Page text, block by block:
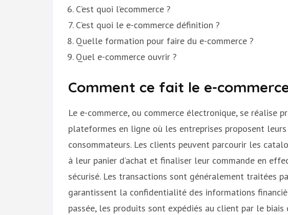
C’est quoi l’ecommerce ?
C’est quoi le e-commerce définition ?
Quelle formation pour faire du e-commerce ?
Quel e-commerce ouvrir ?
Comment ce fait le e-
Le e-commerce, ou commerce électronique, se réalise
plateformes en ligne où les entreprises proposent
consommateurs. Les clients peuvent parcourir les
à leur panier d’achat et finaliser leur commande en
sécurisé. Les transactions sont généralement traitées
garantissent la confidentialité des informations
passée, les produits sont expédiés au client par le biais